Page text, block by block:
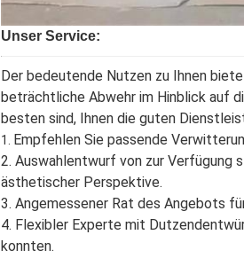
Unser Service:
Der bedeutende Nutzen zu Ihnen
beträchtliche Abwehr im Hinblick auf
besten sind, Ihnen die guten
1. Empfehlen Sie passende
2. Auswahlentwurf von zur
ästhetischer Perspektive.
3. Angemessener Rat des Angebots
4. Flexibler Experte mit
konnten.